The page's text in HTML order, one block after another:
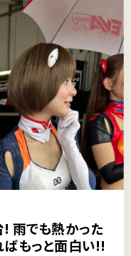
雨でも熱かった
もっと面白い!!